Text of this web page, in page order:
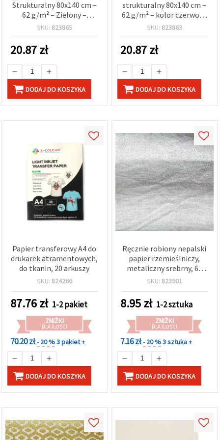
Strukturalny 80x140 cm –
62 g/m² – Zielony –
Idealny do Decoupage,
Kreatywnych Projektów
SKU: 823865
20.87zł
DODAJ DO KOSZYKA
strukturalny 80x140 cm –
62 g/m² – kolor czerwony
– idealny do decoupage,
rękodzieła i dekoracji DIY
SKU: 823863
20.87zł
DODAJ DO KOSZYKA
Papier transferowy A4 do
drukarek atramentowych,
do tkanin, 20 arkuszy
SKU: 824266
87.76zł 1-2 pakiet
ZNIŻKI
DLA ILOŚCI
70.20 zł- 20 %3 pakiet +
DODAJ DO KOSZYKA
Ręcznie robiony nepalski
papier rzemieślniczy,
metaliczny srebrny, 60
g/m², arkusz 50 x 75 cm –
origami, cardmakingu,
decoupage’u i pakowania
prezentów
SKU: 823901
8.95zł 1-2 sztuka
ZNIŻKI
DLA ILOŚCI
7.16 zł- 20 %3 sztuka +
DODAJ DO KOSZYKA